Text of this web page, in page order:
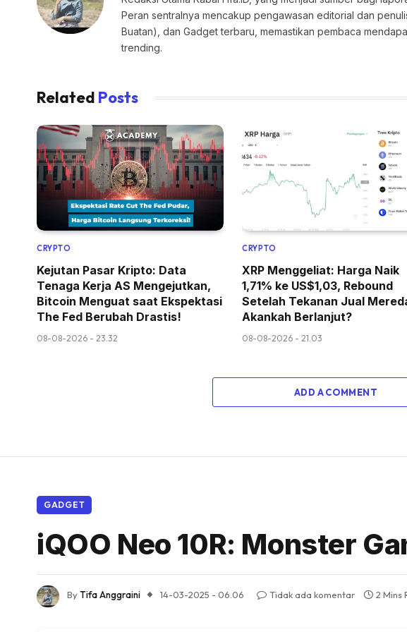
Peran sentralnya mencakup pengawasan editorial dan
Buatan), dan Gadget terbaru, memastikan pembaca
trending.
Related Posts
CRYPTO
Kejutan Pasar Kripto: Data
Tenaga Kerja AS Mengejutkan,
Bitcoin Menguat saat Ekspektasi
The Fed Berubah Drastis!
08-08-2026 - 23.32
CRYPTO
XRP Menggeliat: Harga Naik
1,71% ke US$1,03, Rebound
Setelah Tekanan Jual
Akankah Berlanjut?
08-08-2026 - 21.03
ADD A COMMENT
GADGET
iQOO Neo 10R: Monster
ByTifa Anggraini 14-03-2025 - 06.06 Tidak ada komentar 2 Mins